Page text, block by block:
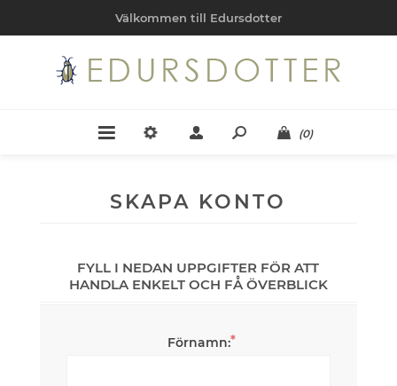
Välkommen till Edursdotter
(0)
SKAPA KONTO
FYLL I NEDAN UPPGIFTER FÖR ATT
HANDLA ENKELT OCH FÅ ÖVERBLICK
Förnamn:*